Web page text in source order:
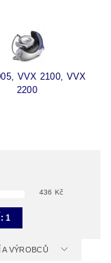
VVX 2100, VVX
2200
436 Kč
1
VÝROBCŮ